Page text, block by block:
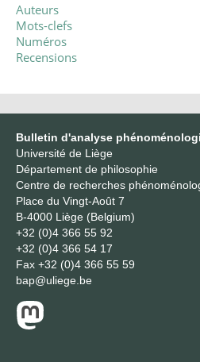
Auteurs
Mots-clefs
Numéros
Recensions
Bulletin d'analyse
Université de Liège
Département de philosophie
Centre de recherches
Place du Vingt-Août 7
B-4000 Liège (Belgium)
+32 (0)4 366 55 92
+32 (0)4 366 54 17
Fax +32 (0)4 366 55 59
bap@uliege.be